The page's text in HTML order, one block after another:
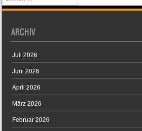
ARCHIV
Juli 2026
Juni 2026
April 2026
März 2026
Februar 2026